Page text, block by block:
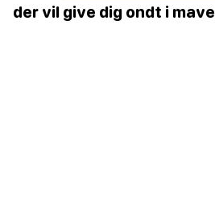
der vil give dig ondt i